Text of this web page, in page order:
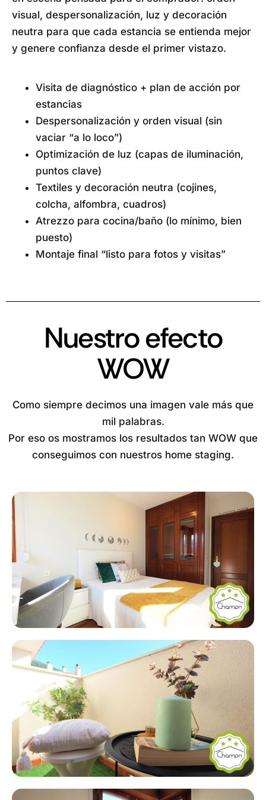
visual, despersonalización, luz y decoración
neutra para que cada estancia se entienda mejor
y genere confianza desde el primer vistazo.
Visita de diagnóstico + plan de acción por
estancias
Despersonalización y orden visual (sin
vaciar “a lo loco”)
Optimización de luz (capas de iluminación,
puntos clave)
Textiles y decoración neutra (cojines,
colcha, alfombra, cuadros)
Atrezzo para cocina/baño (lo mínimo, bien
puesto)
Montaje final “listo para fotos y visitas”
Nuestro efecto
WOW
Como siempre decimos una imagen vale más que
mil palabras.
Por eso os mostramos los resultados tan WOW que
conseguimos con nuestros home staging.